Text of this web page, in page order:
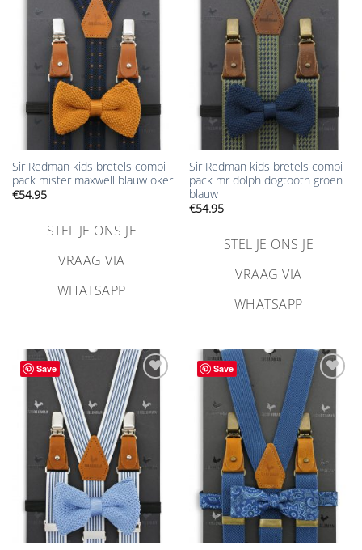
verlanglijst
toevoegen
Sir Redman kids bretels combi
pack mister maxwell blauw oker
€54.95
STEL JE ONS JE
VRAAG VIA
WHATSAPP
verlanglijst
toevoegen
Sir Redman kids bretels combi
pack mr dolph dogtooth groen
blauw
€54.95
STEL JE ONS JE
VRAAG VIA
WHATSAPP
Save
verlanglijst
toevoegen
Save
Aan
verlanglijst
toevoegen